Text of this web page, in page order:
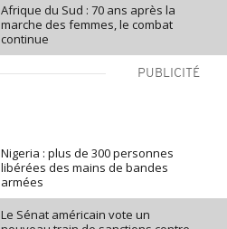
Afrique du Sud : 70 ans après la
marche des femmes, le combat
continue
PUBLICITÉ
Nigeria : plus de 300 personnes
libérées des mains de bandes
armées
Le Sénat américain vote un